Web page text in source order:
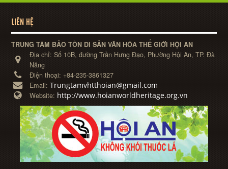
LIÊN HỆ
TRUNG TÂM BẢO TỒN DI SẢN VĂN HÓA THẾ GIỚI HỘI AN
Địa chỉ:Số 10B, đường Trần Hưng Đạo, Phường Hội An, TP. Đà
Nẵng
Điện thoại: +84-235-3861327
Email:Trungtamvhtthoian@gmail.com
Website: http://www.hoianworldheritage.org.vn